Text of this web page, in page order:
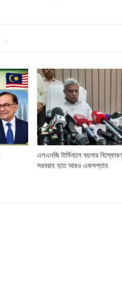
এলএনজি টার্মিনালে বয়লার
সরবরাহ হতে আরও একসপ্তাহ